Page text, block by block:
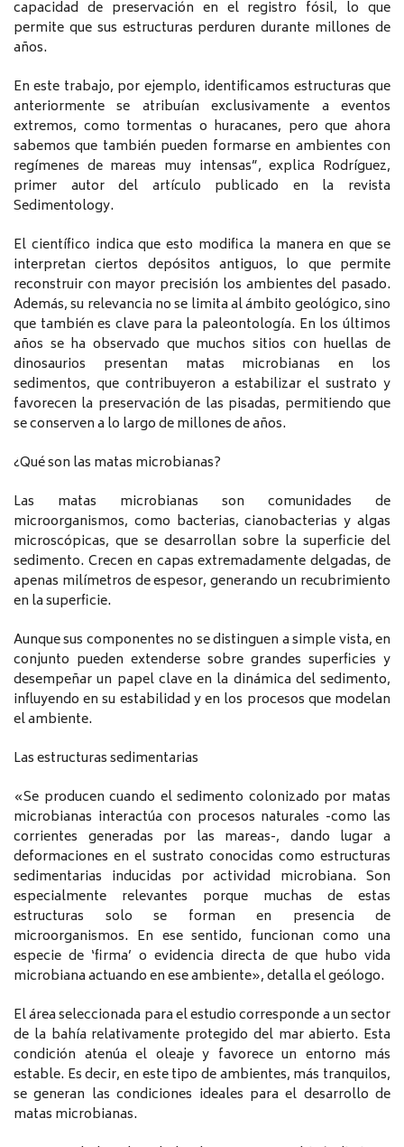
capacidad de preservación en el registro fósil, lo que
permite que sus estructuras perduren durante millones de
años.
En este trabajo, por ejemplo, identificamos estructuras que
anteriormente se atribuían exclusivamente a eventos
extremos, como tormentas o huracanes, pero que ahora
sabemos que también pueden formarse en ambientes con
regímenes de mareas muy intensas”, explica Rodríguez,
primer autor del artículo publicado en la revista
Sedimentology.
El científico indica que esto modifica la manera en que se
interpretan ciertos depósitos antiguos, lo que permite
reconstruir con mayor precisión los ambientes del pasado.
Además, su relevancia no se limita al ámbito geológico, sino
que también es clave para la paleontología. En los últimos
años se ha observado que muchos sitios con huellas de
dinosaurios presentan matas microbianas en los
sedimentos, que contribuyeron a estabilizar el sustrato y
favorecen la preservación de las pisadas, permitiendo que
se conserven a lo largo de millones de años.
¿Qué son las matas microbianas?
Las matas microbianas son comunidades de
microorganismos, como bacterias, cianobacterias y algas
microscópicas, que se desarrollan sobre la superficie del
sedimento. Crecen en capas extremadamente delgadas, de
apenas milímetros de espesor, generando un recubrimiento
en la superficie.
Aunque sus componentes no se distinguen a simple vista, en
conjunto pueden extenderse sobre grandes superficies y
desempeñar un papel clave en la dinámica del sedimento,
influyendo en su estabilidad y en los procesos que modelan
el ambiente.
Las estructuras sedimentarias
«Se producen cuando el sedimento colonizado por matas
microbianas interactúa con procesos naturales -como las
corrientes generadas por las mareas-, dando lugar a
deformaciones en el sustrato conocidas como estructuras
sedimentarias inducidas por actividad microbiana. Son
especialmente relevantes porque muchas de estas
estructuras solo se forman en presencia de
microorganismos. En ese sentido, funcionan como una
especie de ‘firma’ o evidencia directa de que hubo vida
microbiana actuando en ese ambiente», detalla el geólogo.
El área seleccionada para el estudio corresponde a un sector
de la bahía relativamente protegido del mar abierto. Esta
condición atenúa el oleaje y favorece un entorno más
estable. Es decir, en este tipo de ambientes, más tranquilos,
se generan las condiciones ideales para el desarrollo de
matas microbianas.